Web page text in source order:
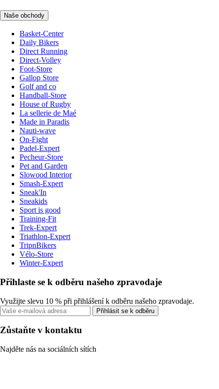
Naše obchody
Basket-Center
Daily Bikers
Direct Running
Direct-Volley
Foot-Store
Gallop Store
Golf and co
Handball-Store
House of Rugby
La sellerie de Maé
Made in Paradis
Nauti-wave
On-Fight
Padel-Expert
Pecheur-Store
Pet and Garden
Slowood Interior
Smash-Expert
Sneak'In
Sneakids
Sport is good
Training-Fit
Trek-Expert
Triathlon-Expert
TripnBikers
Vélo-Store
Winter-Expert
Přihlaste se k odběru našeho zpravodaje
Využijte slevu 10 % při přihlášení k odběru našeho zpravodaje.
Přihlásit se k odběru
Zůstaňte v kontaktu
Najděte nás na sociálních sítích